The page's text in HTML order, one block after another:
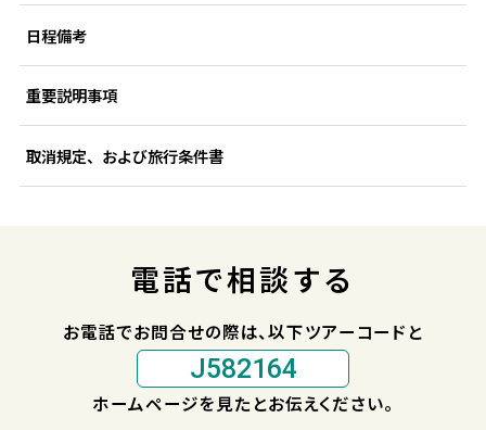
日程備考
重要説明事項
取消規定、および旅行条件書
電話で相談する
お電話でお問合せの際は、以下ツアーコードと
J582164
ホームページを見たとお伝えください。